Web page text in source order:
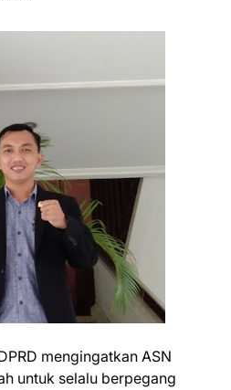
mengingatkan ASN
untuk selalu berpegang